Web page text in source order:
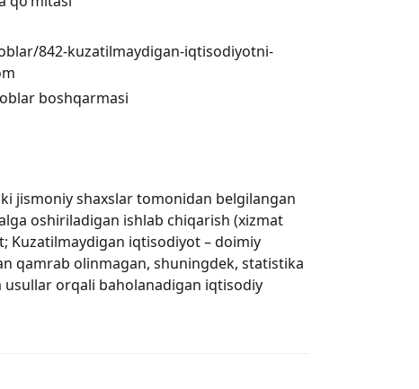
842-kuzatilmaydigan-iqtisodiyotni-
boshqarmasi
jismoniy shaxslar tomonidan belgilangan
oshiriladigan ishlab chiqarish (xizmat
Kuzatilmaydigan iqtisodiyot – doimiy
qamrab olinmagan, shuningdek, statistika
orqali baholanadigan iqtisodiy